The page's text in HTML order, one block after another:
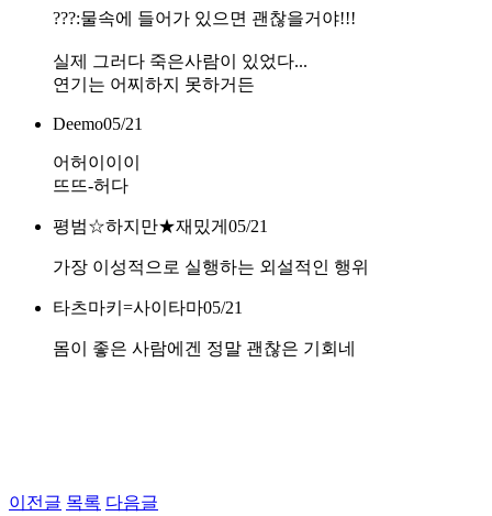
???:물속에 들어가 있으면 괜찮을거야!!!
실제 그러다 죽은사람이 있었다...
연기는 어찌하지 못하거든
Deemo05/21
어허이이이
뜨뜨-허다
평범☆하지만★재밌게 05/21
가장 이성적으로 실행하는 외설적인 행위
타츠마키=사이타마05/21
몸이 좋은 사람에겐 정말 괜찮은 기회네
이전글 목록 다음글